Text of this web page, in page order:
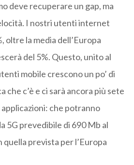
deve recuperare un gap, ma
I nostri utenti internet
oltre la media dell’Europa
del 5%. Questo, unito al
mobile crescono un po’ di
che c’è e ci sarà ancora più sete
che potranno
5G prevedibile di 690 Mb al
quella prevista per l’Europa